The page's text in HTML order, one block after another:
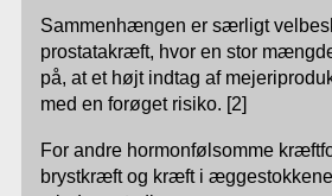
Sammenhængen er særligt
prostatakræft, hvor en stor
på, at et højt indtag af
med en forøget risiko. [2]
For andre hormonfølsomme
brystkræft og kræft i